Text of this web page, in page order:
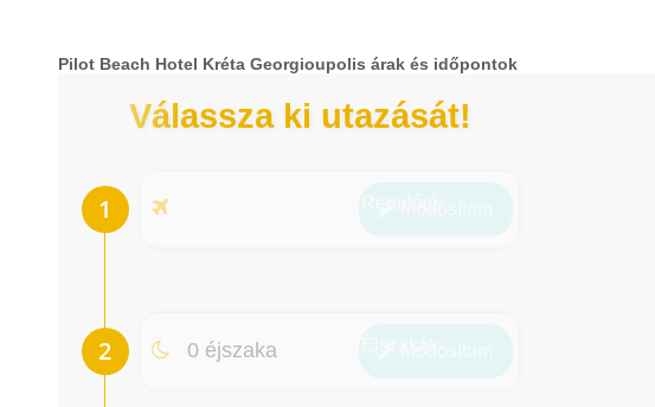
Pilot Beach Hotel Kréta Georgioupolis árak és időpontok
Válassza ki utazását!
0 éjszaka